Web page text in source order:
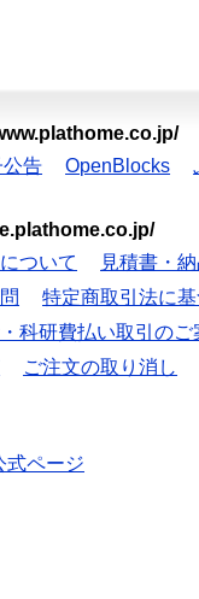
公告 OpenBlocks
ついて
見積書・
特定商取引法に
科研費払い取引のご
ご注文の取り消し
式ページ